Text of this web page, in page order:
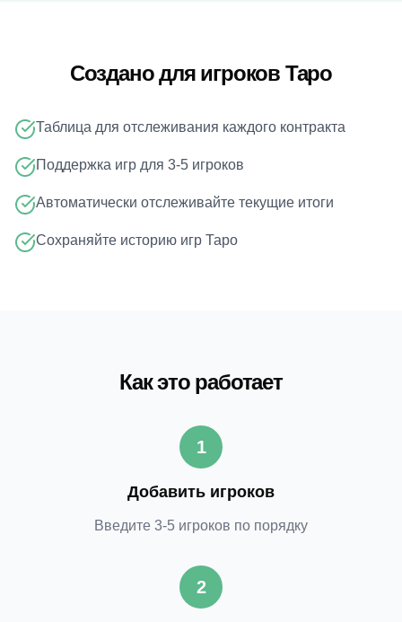
Создано для игроков Таро
Таблица для отслеживания каждого контракта
Поддержка игр для 3-5 игроков
Автоматически отслеживайте текущие итоги
Сохраняйте историю игр Таро
Как это работает
1
Добавить игроков
Введите 3-5 игроков по порядку
2